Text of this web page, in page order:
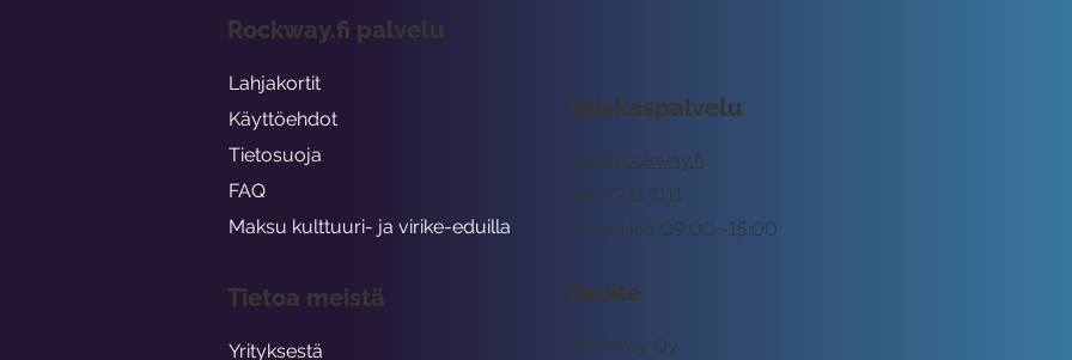
Asiakaspalvelu
tuki@rockway.fi
Arkisin klo 09:00 -15:00
045 7731 1111
Osoite
Rockway Oy
Rockway.fi palvelu
Lahjakortit
Käyttöehdot
Tietosuoja
FAQ
Maksu kulttuuri- ja virike-eduilla
Tietoa meistä
Yrityksestä